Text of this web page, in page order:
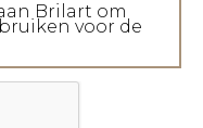
Brilart om
voor de